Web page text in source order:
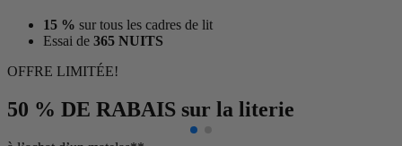
15 % sur tous les cadres de lit
Essai de 365 NUITS
OFFRE LIMITÉE!
50 % DE RABAIS sur la literie